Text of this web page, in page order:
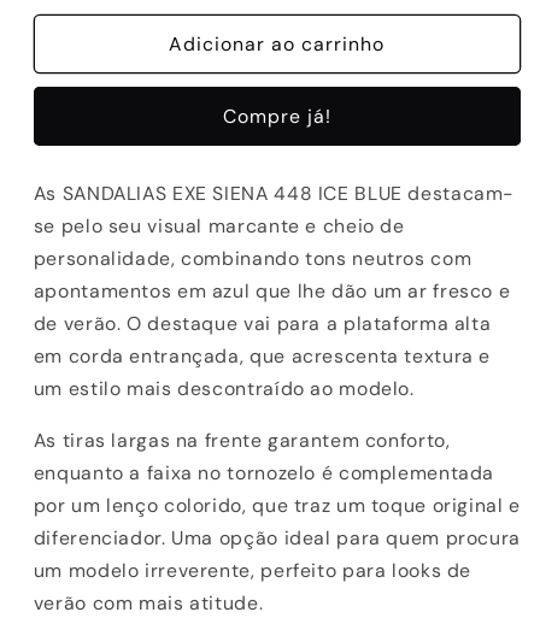
quantidade
SANDALIAS
448
BLUE
quantidade
de
SANDALIAS
SIENA
448
BLUE
Adicionar ao carrinho
Compre já!
As SANDALIAS EXE SIENA 448 ICE BLUE destacam-
se pelo seu visual marcante e cheio de
personalidade, combinando tons neutros com
apontamentos em azul que lhe dão um ar fresco e
de verão. O destaque vai para a plataforma alta
em corda entrançada, que acrescenta textura e
um estilo mais descontraído ao modelo.
As tiras largas na frente garantem conforto,
enquanto a faixa no tornozelo é complementada
por um lenço colorido, que traz um toque original e
diferenciador. Uma opção ideal para quem procura
um modelo irreverente, perfeito para looks de
verão com mais atitude.